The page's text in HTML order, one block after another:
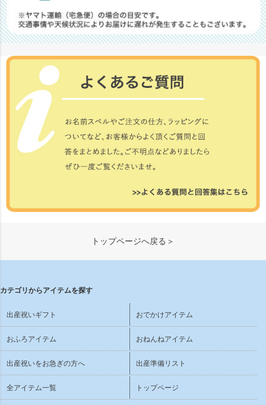
トップページへ戻る＞
カテゴリからアイテムを探す
出産祝いギフト おでかけアイテム
おふろアイテム おねんねアイテム
出産祝いをお急ぎの方へ 出産準備リスト
全アイテム一覧 トップページ